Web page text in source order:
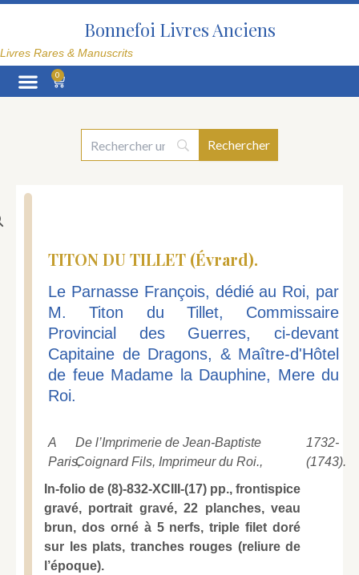
Aller
Bonnefoi Livres Anciens
Livres Rares & Manuscrits
0
Panier
TITON DU TILLET (Évrard).
Le Parnasse François, dédié au Roi, par
M. Titon du Tillet, Commissaire
Provincial des Guerres, ci-devant
Capitaine de Dragons, & Maître-d'Hôtel
de feue Madame la Dauphine, Mere du
Roi.
A
Paris,
De l’Imprimerie de Jean-Baptiste
Coignard Fils, Imprimeur du Roi.,
1732-
(1743).
In-folio de (8)-832-XCIII-(17) pp., frontispice
gravé, portrait gravé, 22 planches, veau
brun, dos orné à 5 nerfs, triple filet doré
sur les plats, tranches rouges (reliure de
l’époque).